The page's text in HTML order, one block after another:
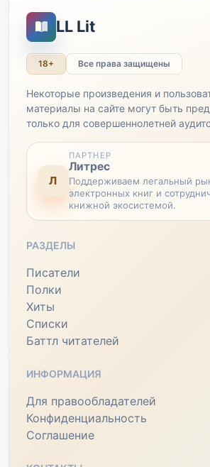
LL Lit
18+ Все права защищены
Некоторые произведения и
материалы на сайте могут быть
только для совершеннолетней
Л
ПАРТНЕР
Литрес
Поддерживаем легальный
электронных книг и
книжной экосистемой.
РАЗДЕЛЫ
Писатели
Полки
Хиты
Списки
Баттл читателей
ИНФОРМАЦИЯ
Для правообладателей
Конфиденциальность
Соглашение